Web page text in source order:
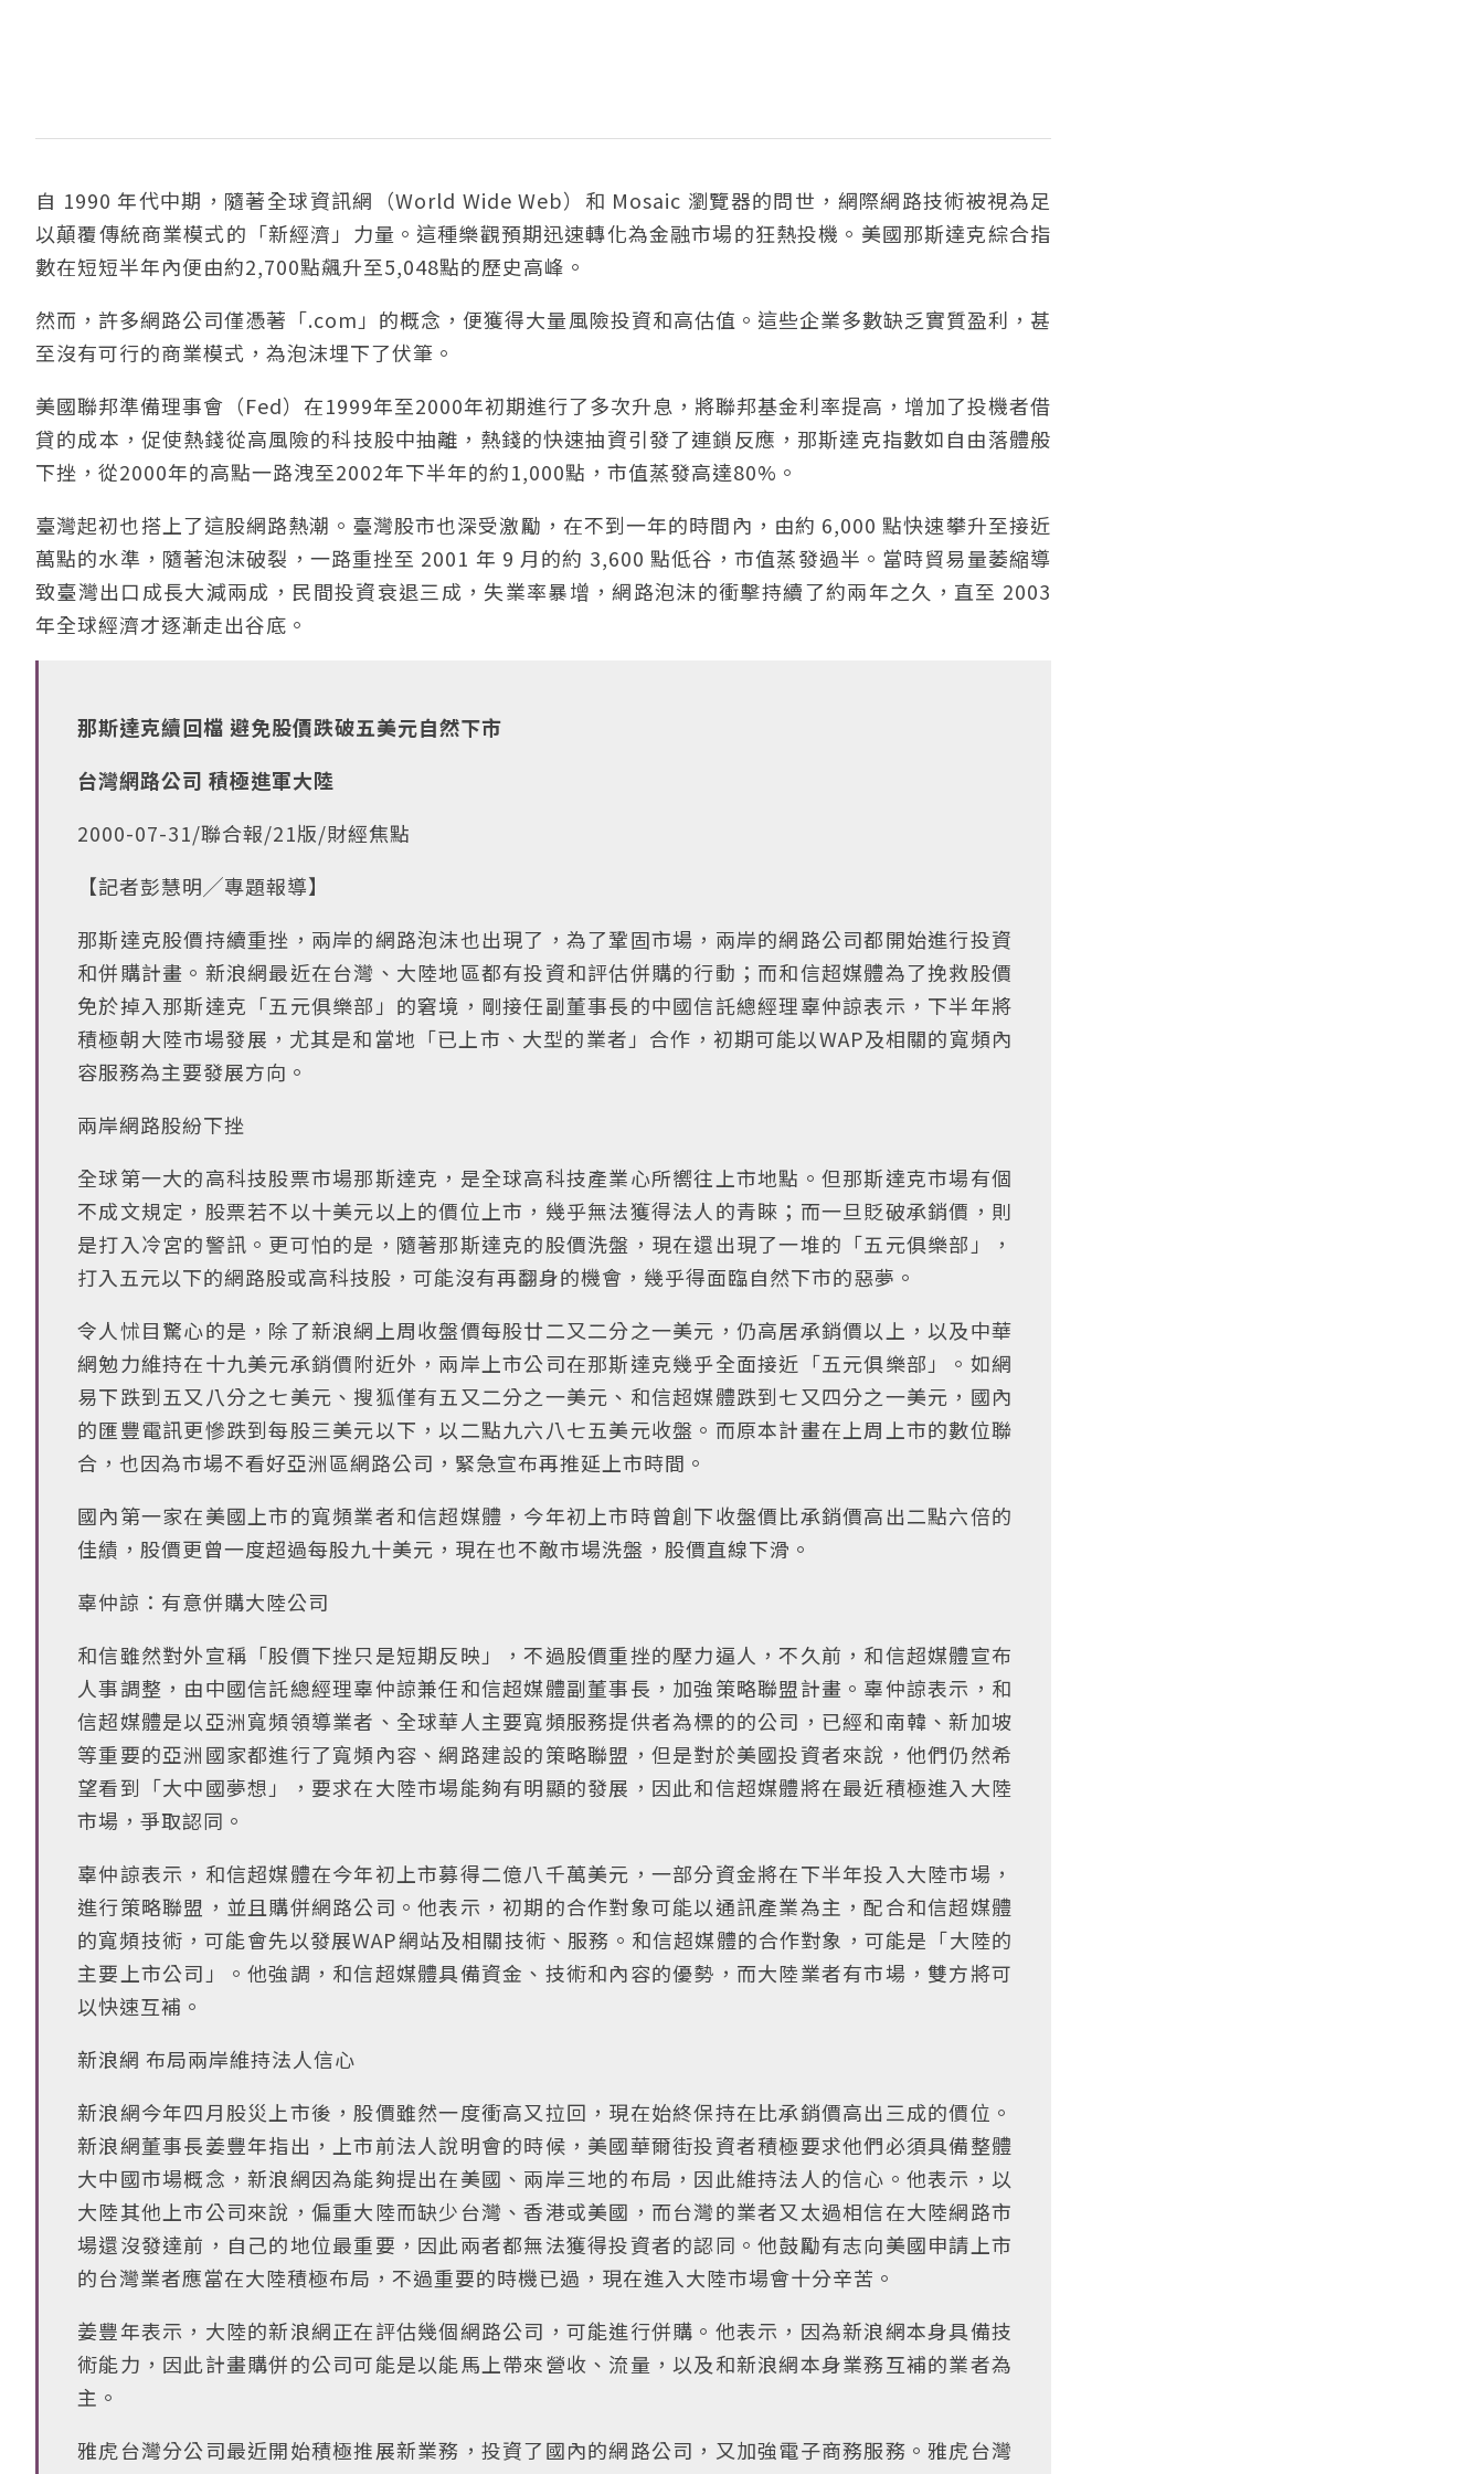
自 1990 年代中期，隨著全球資訊網（World Wide Web）和 Mosaic 瀏覽器的問世，網際網路技術被視為足
以顛覆傳統商業模式的「新經濟」力量。這種樂觀預期迅速轉化為金融市場的狂熱投機。美國那斯達克綜合指
數在短短半年內便由約2,700點飆升至5,048點的歷史高峰。
然而，許多網路公司僅憑著「.com」的概念，便獲得大量風險投資和高估值。這些企業多數缺乏實質盈利，甚
至沒有可行的商業模式，為泡沫埋下了伏筆。
美國聯邦準備理事會（Fed）在1999年至2000年初期進行了多次升息，將聯邦基金利率提高，增加了投機者借
貸的成本，促使熱錢從高風險的科技股中抽離，熱錢的快速抽資引發了連鎖反應，那斯達克指數如自由落體般
下挫，從2000年的高點一路洩至2002年下半年的約1,000點，市值蒸發高達80%。
臺灣起初也搭上了這股網路熱潮。臺灣股市也深受激勵，在不到一年的時間內，由約 6,000 點快速攀升至接近
萬點的水準，隨著泡沫破裂，一路重挫至 2001 年 9 月的約 3,600 點低谷，市值蒸發過半。當時貿易量萎縮導
致臺灣出口成長大減兩成，民間投資衰退三成，失業率暴增，網路泡沫的衝擊持續了約兩年之久，直至 2003
年全球經濟才逐漸走出谷底。
那斯達克續回檔 避免股價跌破五美元自然下市
台灣網路公司 積極進軍大陸
2000-07-31/聯合報/21版/財經焦點
【記者彭慧明╱專題報導】
那斯達克股價持續重挫，兩岸的網路泡沫也出現了，為了鞏固市場，兩岸的網路公司都開始進行投資
和併購計畫。新浪網最近在台灣、大陸地區都有投資和評估併購的行動；而和信超媒體為了挽救股價
免於掉入那斯達克「五元俱樂部」的窘境，剛接任副董事長的中國信託總經理辜仲諒表示，下半年將
積極朝大陸市場發展，尤其是和當地「已上市、大型的業者」合作，初期可能以WAP及相關的寬頻內
容服務為主要發展方向。
兩岸網路股紛下挫
全球第一大的高科技股票市場那斯達克，是全球高科技產業心所嚮往上市地點。但那斯達克市場有個
不成文規定，股票若不以十美元以上的價位上市，幾乎無法獲得法人的青睞；而一旦貶破承銷價，則
是打入冷宮的警訊。更可怕的是，隨著那斯達克的股價洗盤，現在還出現了一堆的「五元俱樂部」，
打入五元以下的網路股或高科技股，可能沒有再翻身的機會，幾乎得面臨自然下市的惡夢。
令人怵目驚心的是，除了新浪網上周收盤價每股廿二又二分之一美元，仍高居承銷價以上，以及中華
網勉力維持在十九美元承銷價附近外，兩岸上市公司在那斯達克幾乎全面接近「五元俱樂部」。如網
易下跌到五又八分之七美元、搜狐僅有五又二分之一美元、和信超媒體跌到七又四分之一美元，國內
的匯豐電訊更慘跌到每股三美元以下，以二點九六八七五美元收盤。而原本計畫在上周上市的數位聯
合，也因為市場不看好亞洲區網路公司，緊急宣布再推延上市時間。
國內第一家在美國上市的寬頻業者和信超媒體，今年初上市時曾創下收盤價比承銷價高出二點六倍的
佳績，股價更曾一度超過每股九十美元，現在也不敵市場洗盤，股價直線下滑。
辜仲諒：有意併購大陸公司
和信雖然對外宣稱「股價下挫只是短期反映」，不過股價重挫的壓力逼人，不久前，和信超媒體宣布
人事調整，由中國信託總經理辜仲諒兼任和信超媒體副董事長，加強策略聯盟計畫。辜仲諒表示，和
信超媒體是以亞洲寬頻領導業者、全球華人主要寬頻服務提供者為標的的公司，已經和南韓、新加坡
等重要的亞洲國家都進行了寬頻內容、網路建設的策略聯盟，但是對於美國投資者來說，他們仍然希
望看到「大中國夢想」，要求在大陸市場能夠有明顯的發展，因此和信超媒體將在最近積極進入大陸
市場，爭取認同。
辜仲諒表示，和信超媒體在今年初上市募得二億八千萬美元，一部分資金將在下半年投入大陸市場，
進行策略聯盟，並且購併網路公司。他表示，初期的合作對象可能以通訊產業為主，配合和信超媒體
的寬頻技術，可能會先以發展WAP網站及相關技術、服務。和信超媒體的合作對象，可能是「大陸的
主要上市公司」。他強調，和信超媒體具備資金、技術和內容的優勢，而大陸業者有市場，雙方將可
以快速互補。
新浪網 布局兩岸維持法人信心
新浪網今年四月股災上市後，股價雖然一度衝高又拉回，現在始終保持在比承銷價高出三成的價位。
新浪網董事長姜豐年指出，上市前法人說明會的時候，美國華爾街投資者積極要求他們必須具備整體
大中國市場概念，新浪網因為能夠提出在美國、兩岸三地的布局，因此維持法人的信心。他表示，以
大陸其他上市公司來說，偏重大陸而缺少台灣、香港或美國，而台灣的業者又太過相信在大陸網路市
場還沒發達前，自己的地位最重要，因此兩者都無法獲得投資者的認同。他鼓勵有志向美國申請上市
的台灣業者應當在大陸積極布局，不過重要的時機已過，現在進入大陸市場會十分辛苦。
姜豐年表示，大陸的新浪網正在評估幾個網路公司，可能進行併購。他表示，因為新浪網本身具備技
術能力，因此計畫購併的公司可能是以能馬上帶來營收、流量，以及和新浪網本身業務互補的業者為
主。
雅虎台灣分公司最近開始積極推展新業務，投資了國內的網路公司，又加強電子商務服務。雅虎台灣